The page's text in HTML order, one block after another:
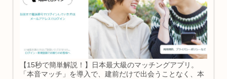
【15秒で簡単解説！】日本最大級のマッチングアプリ。
「本音マッチ」を導入で、建前だけで出会うことなく、本